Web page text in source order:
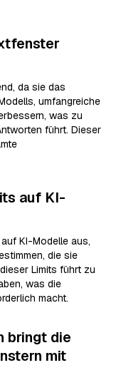
da sie das
umfangreiche
was zu
führt. Dieser
auf KI-
KI-Modelle aus,
die sie
Limits führt zu
was die
macht.
bringt die
mit